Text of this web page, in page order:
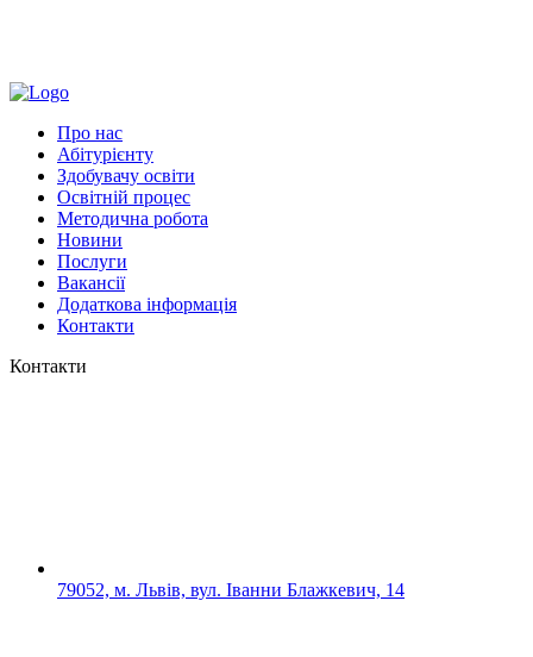
Про нас
Абітурієнту
Здобувачу освіти
Освітній процес
Методична робота
Новини
Послуги
Вакансії
Додаткова інформація
Контакти
Контакти
79052, м. Львів, вул. Іванни Блажкевич, 14